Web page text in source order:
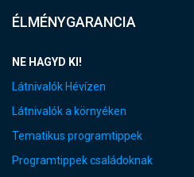
ÉLMÉNYGARANCIA
NE HAGYD KI!
Látnivalók Hévízen
Látnivalók a környéken
Tematikus programtippek
Programtippek családoknak